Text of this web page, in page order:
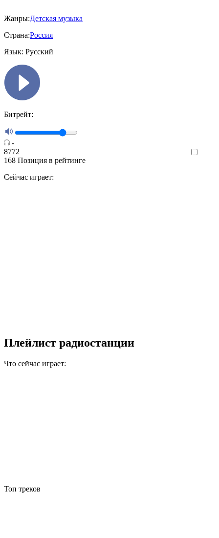
Жанры:Детская музыка
Страна:Россия
Язык: Русский
Битрейт:
-
8772
168 Позиция в рейтинге
Сейчас играет:
Плейлист радиостанции
Что сейчас играет:
Топ треков